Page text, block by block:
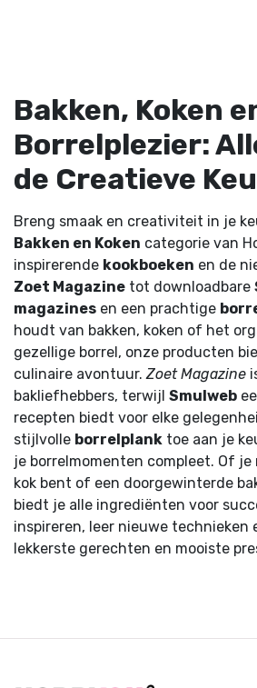
Bakken, Koken
Borrelplezier:
de Creatieve
Breng smaak en creativiteit in je
Bakken en Koken categorie van
inspirerende kookboeken en de
Zoet Magazine tot downloadbare
magazines en een prachtige
houdt van bakken, koken of het
gezellige borrel, onze producten
culinaire avontuur.Zoet Magazine
bakliefhebbers, terwijl Smulweb
recepten biedt voor elke
stijlvolle borrelplank toe aan je
je borrelmomenten compleet. Of
kok bent of een doorgewinterde
biedt je alle ingrediënten voor
inspireren, leer nieuwe technieken
lekkerste gerechten en mooiste